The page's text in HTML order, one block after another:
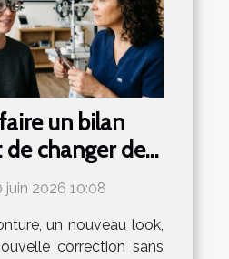
un bilan
changer de
juin 2026 10:08
un nouveau look,
correction sans